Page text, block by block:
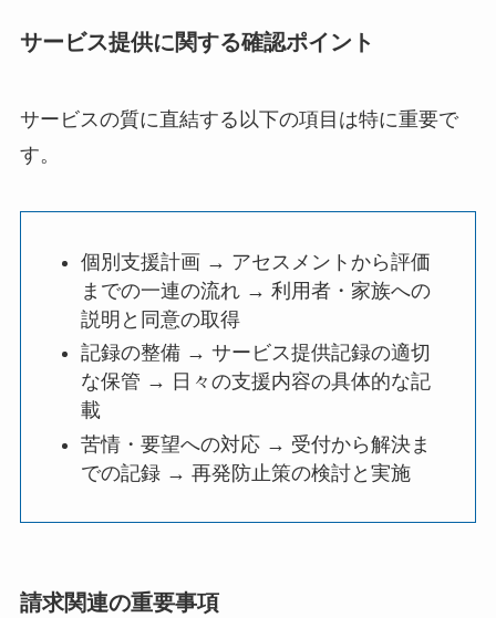
サービス提供に関する確認ポイント
サービスの質に直結する以下の項目は特に重要で
す。
個別支援計画 → アセスメントから評価
までの一連の流れ → 利用者・家族への
説明と同意の取得
記録の整備 → サービス提供記録の適切
な保管 → 日々の支援内容の具体的な記
載
苦情・要望への対応 → 受付から解決ま
での記録 → 再発防止策の検討と実施
請求関連の重要事項